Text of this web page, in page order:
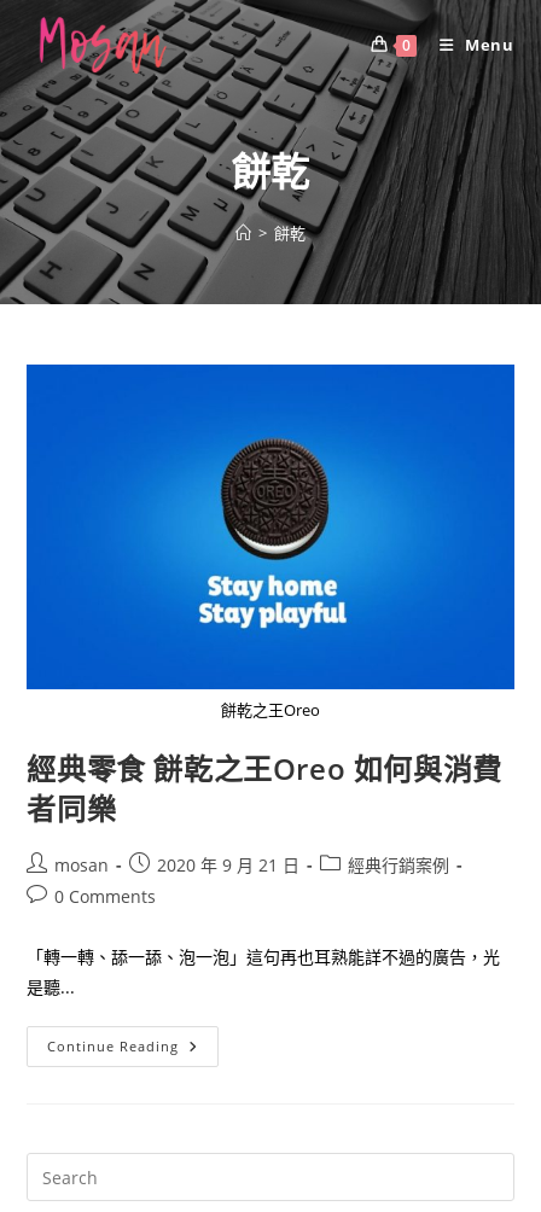
content
0 Menu
餅乾
> 餅乾
餅乾之王Oreo
經典零食 餅乾之王Oreo 如何與消費
者同樂
Post
author:
mosan
Post
published:
2020 年 9 月 21 日
Post經典行銷案例
Post0 Comments
「轉一轉、舔一舔、泡一泡」這句再也耳熟能詳不過的廣告，光
是聽...
Continue Reading 經
典
之
如